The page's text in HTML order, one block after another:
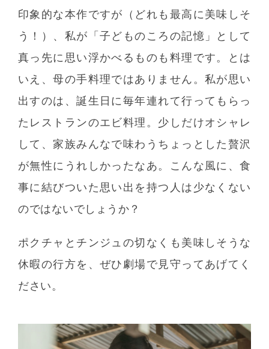
印象的な本作ですが（どれも最高に美味しそ
う！）、私が「子どものころの記憶」として
真っ先に思い浮かべるものも料理です。とは
いえ、母の手料理ではありません。私が思い
出すのは、誕生日に毎年連れて行ってもらっ
たレストランのエビ料理。少しだけオシャレ
して、家族みんなで味わうちょっとした贅沢
が無性にうれしかったなあ。こんな風に、食
事に結びついた思い出を持つ人は少なくない
のではないでしょうか？
ポクチャとチンジュの切なくも美味しそうな
休暇の行方を、ぜひ劇場で見守ってあげてく
ださい。